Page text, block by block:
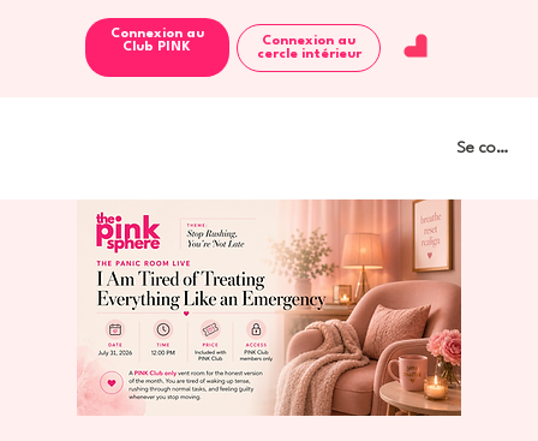
Se
Connexion au
Club PINK
Connexion au
cercle intérieur